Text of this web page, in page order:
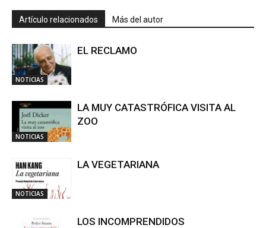
Artículo relacionados Más del autor
NOTICIAS
EL RECLAMO
NOTICIAS
LA MUY CATASTRÓFICA VISITA AL
ZOO
NOTICIAS
LA VEGETARIANA
LOS INCOMPRENDIDOS